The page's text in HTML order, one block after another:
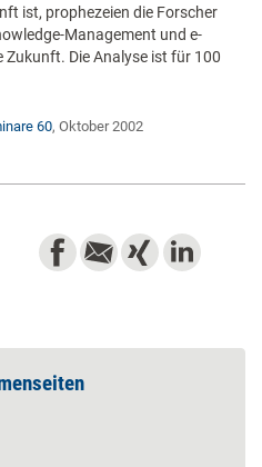
ist, prophezeien die Forscher
Management und e-
Zukunft. Die Analyse ist für 100
60, Oktober 2002